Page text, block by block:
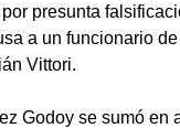
presunta
a un funcionario
Vittori.
Godoy se sumó en